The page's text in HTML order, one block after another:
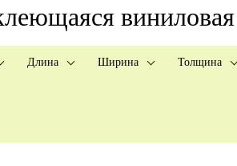
Длина Ширина Толщина